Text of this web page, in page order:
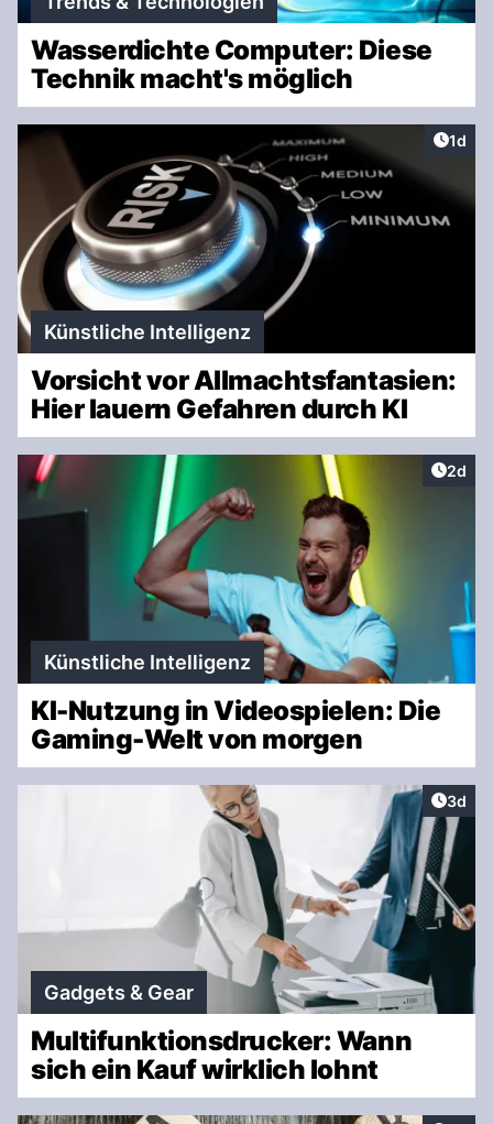
Wasserdichte Computer: Diese
Technik macht's möglich
1d
Künstliche Intelligenz
Vorsicht vor Allmachtsfantasien:
Hier lauern Gefahren durch KI
2d
Künstliche Intelligenz
KI-Nutzung in Videospielen: Die
Gaming-Welt von morgen
3d
Gadgets & Gear
Multifunktionsdrucker: Wann
sich ein Kauf wirklich lohnt